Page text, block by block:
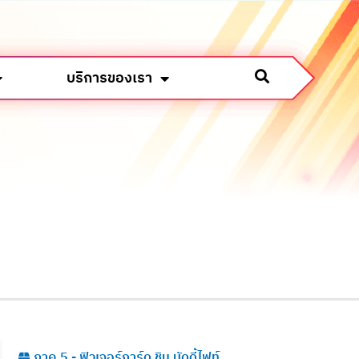
บริการของเรา